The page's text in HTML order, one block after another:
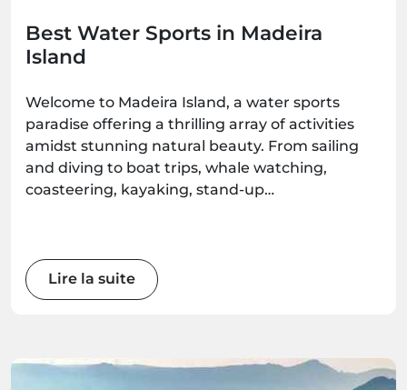
Best Water Sports in Madeira
Island
Welcome to Madeira Island, a water sports
paradise offering a thrilling array of activities
amidst stunning natural beauty. From sailing
and diving to boat trips, whale watching,
coasteering, kayaking, stand-up
of this Atlantic gem as we explore the best
water sports the island has to offer.
Lire la suite